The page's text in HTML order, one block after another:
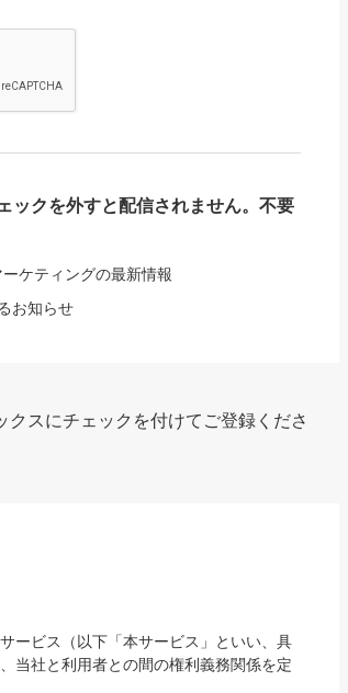
ックを外すと配信されません。不要
ケティングの最新情報
お知らせ
スにチェックを付けてご登録くださ
ービス（以下「本サービス」といい、具
当社と利用者との間の権利義務関係を定